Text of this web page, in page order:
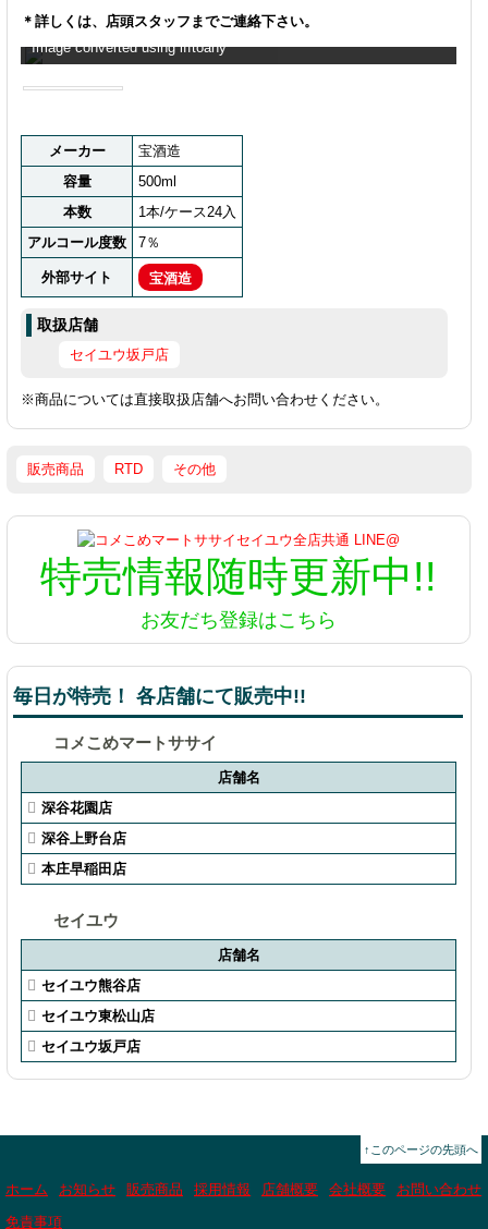
＊詳しくは、店頭スタッフまでご連絡下さい。
Image converted using ifftoany
メーカー
宝酒造
容量
500ml
本数
1本/ケース24入
アルコール度数
7％
外部サイト 宝酒造
取扱店舗
セイユウ坂戸店
※商品については直接取扱店舗へお問い合わせください。
販売商品 RTD その他
特売情報随時更新中!!
お友だち登録はこちら
毎日が特売！ 各店舗にて販売中!!
コメこめマートササイ
店舗名
深谷花園店
深谷上野台店
本庄早稲田店
セイユウ
店舗名
セイユウ熊谷店
セイユウ東松山店
セイユウ坂戸店
↑このページの先頭へ
ホーム お知らせ 販売商品 採用情報 店舗概要 会社概要
お問い合わせ
免責事項